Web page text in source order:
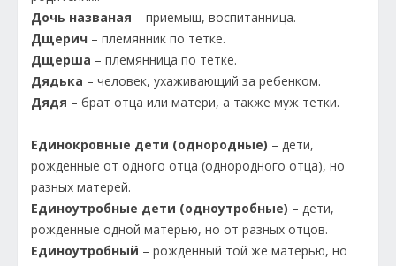
Дочь названая – приемыш, воспитанница.
Дщерич – племянник по тетке.
Дщерша – племянница по тетке.
Дядька – человек, ухаживающий за ребенком.
Дядя – брат отца или матери, а также муж тетки.
Единокровные дети (однородные) – дети,
рожденные от одного отца (однородного отца), но
разных матерей.
Единоутробные дети (одноутробные) – дети,
рожденные одной матерью, но от разных отцов.
Единоутробный – рожденный той же матерью, но